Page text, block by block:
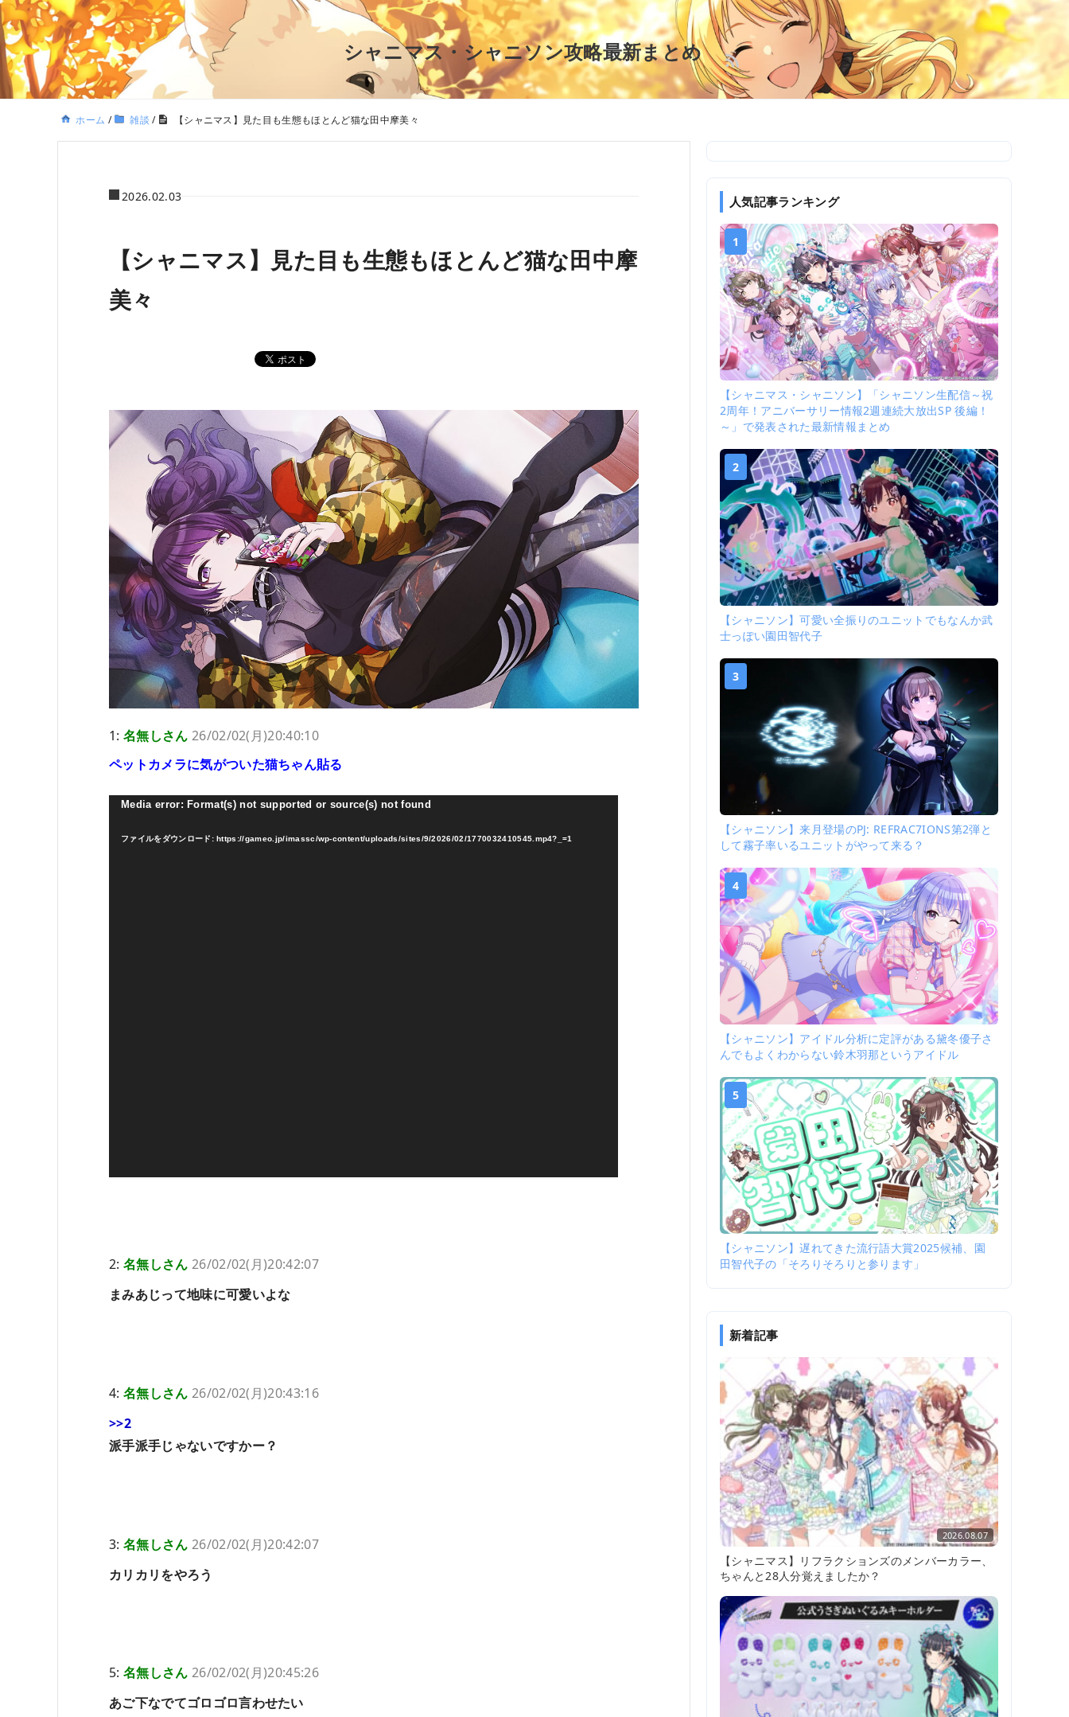
シャニマス・シャニソン攻略最新まとめ
ホーム / 雑談 / 【シャニマス】見た目も生態もほとんど猫な田中摩美々
2026.02.03
【シャニマス】見た目も生態もほとんど猫な田中摩
美々
1: 名無しさん 26/02/02(月)20:40:10
ペットカメラに気がついた猫ちゃん貼る
動Media error: Format(s) not supported or source(s) not found
ファイルをダウンロード: https://gameo.jp/imassc/wp-content/uploads/sites/9/2026/02/1770032410545.mp4?_=1
2: 名無しさん 26/02/02(月)20:42:07
まみあじって地味に可愛いよな
4: 名無しさん 26/02/02(月)20:43:16
>>2
派手派手じゃないですかー？
3: 名無しさん 26/02/02(月)20:42:07
カリカリをやろう
5: 名無しさん 26/02/02(月)20:45:26
あご下なでてゴロゴロ言わせたい
人気記事ランキング
1
【シャニマス・シャニソン】「シャニソン生配信～祝
2周年！アニバーサリー情報2週連続大放出SP 後編！
～」で発表された最新情報まとめ
2
【シャニソン】可愛い全振りのユニットでもなんか武
士っぽい園田智代子
3
【シャニソン】来月登場のPJ: REFRAC7IONS第2弾と
して霧子率いるユニットがやって来る？
4
【シャニソン】アイドル分析に定評がある黛冬優子さ
んでもよくわからない鈴木羽那というアイドル
5
【シャニソン】遅れてきた流行語大賞2025候補、園
田智代子の「そろりそろりと参ります」
新着記事
2026.08.07
【シャニマス】リフラクションズのメンバーカラー、
ちゃんと28人分覚えましたか？